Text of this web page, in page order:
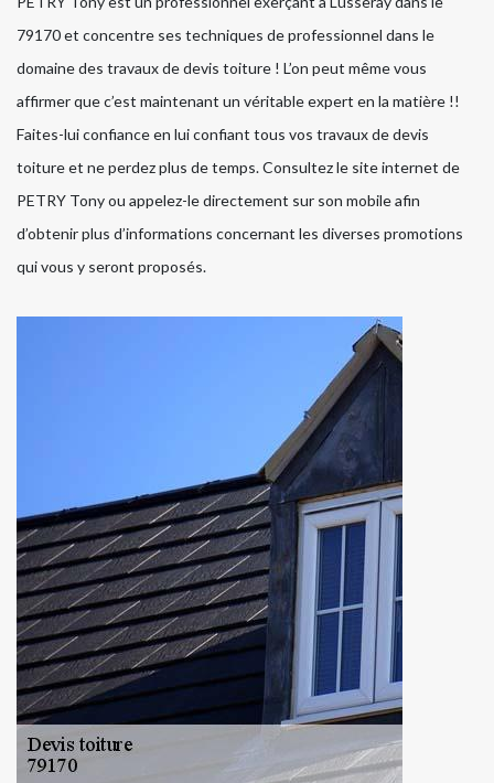
79170 et concentre ses techniques de professionnel dans le
domaine des travaux de devis toiture ! L’on peut même vous
affirmer que c’est maintenant un véritable expert en la matière !!
Faites-lui confiance en lui confiant tous vos travaux de devis
toiture et ne perdez plus de temps. Consultez le site internet de
PETRY Tony ou appelez-le directement sur son mobile afin
d’obtenir plus d’informations concernant les diverses promotions
qui vous y seront proposés.